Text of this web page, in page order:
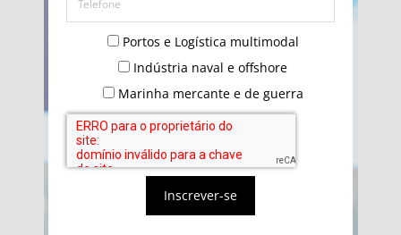
Portos e Logística multimodal
Indústria naval e offshore
Marinha mercante e de guerra
Inscrever-se